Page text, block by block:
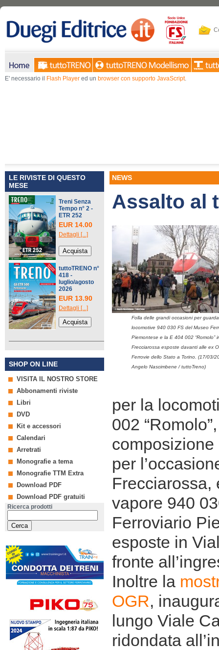
E' necessario il Flash Player ed un browser con supporto JavaScript.
LE RIVISTE DI QUESTO
MESE
Treni Senza
Tempo n° 2 -
ETR 252
EUR 14.00
Dettagli [...]
tuttoTRENO n°
418 -
luglio/agosto
2026
EUR 13.90
Dettagli [...]
SHOP ON LINE
VISITA IL NOSTRO STORE
Abbonamenti riviste
Libri
DVD
Kit e accessori
Calendari
Arretrati
Monografie a tema
Monografie TTM Extra
Download PDF
Download PDF gratuiti
Ricerca prodotti
NEWS
Assalto al
Folla delle grandi occasioni per
locomotive 940 030 FS del Museo
Piemontese e la E 404 002 “Romolo”
Frecciarossa esposte davanti alle ex
Ferrovie dello Stato a Torino. (17/03/
Angelo Nascimbene / tuttoTreno)
per la
002
composizione
per
vapore 940
Ferroviario
esposte in
fronte
Inoltre la
OGR,
lungo Viale
ridondata